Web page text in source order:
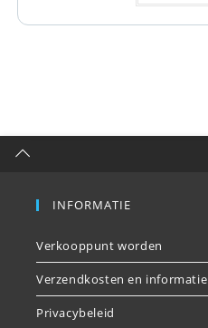
INFORMATIE
Verkooppunt worden
Verzendkosten en informatie
Privacybeleid